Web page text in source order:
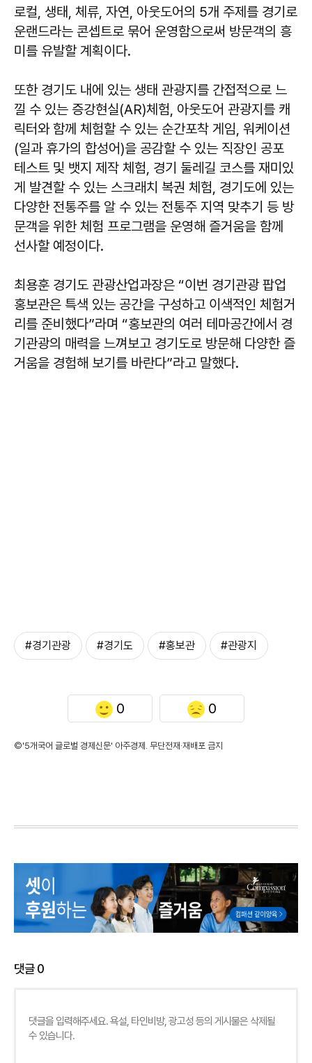
로컬, 생태, 체류, 자연, 아웃도어의 5개 주제를 경기로
운랜드라는 콘셉트로 묶어 운영함으로써 방문객의 흥
미를 유발할 계획이다.
또한 경기도 내에 있는 생태 관광지를 간접적으로 느
낄 수 있는 증강현실(AR)체험, 아웃도어 관광지를 캐
릭터와 함께 체험할 수 있는 순간포착 게임, 워케이션
(일과 휴가의 합성어)을 공감할 수 있는 직장인 공포
테스트 및 뱃지 제작 체험, 경기 둘레길 코스를 재미있
게 발견할 수 있는 스크래치 복권 체험, 경기도에 있는
다양한 전통주를 알 수 있는 전통주 지역 맞추기 등 방
문객을 위한 체험 프로그램을 운영해 즐거움을 함께
선사할 예정이다.
최용훈 경기도 관광산업과장은 “이번 경기관광 팝업
홍보관은 특색 있는 공간을 구성하고 이색적인 체험거
리를 준비했다”라며 “홍보관의 여러 테마공간에서 경
기관광의 매력을 느껴보고 경기도로 방문해 다양한 즐
거움을 경험해 보기를 바란다”라고 말했다.
#경기관광 #경기도 #홍보관 #관광지
0 0
©'5개국어 글로벌 경제신문' 아주경제. 무단전재·재배포 금지
댓글0